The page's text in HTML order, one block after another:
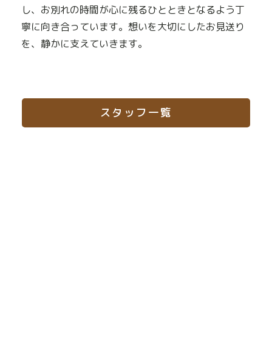
し、お別れの時間が心に残るひとときとなるよう丁
寧に向き合っています。想いを大切にしたお見送り
を、静かに支えていきます。
スタッフ一覧